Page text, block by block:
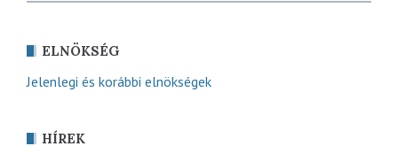
ELNÖKSÉG
Jelenlegi és korábbi elnökségek
HÍREK